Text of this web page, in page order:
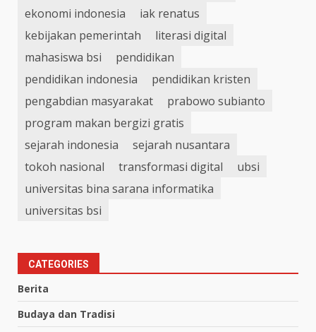
ekonomi indonesia
iak renatus
kebijakan pemerintah
literasi digital
mahasiswa bsi
pendidikan
pendidikan indonesia
pendidikan kristen
pengabdian masyarakat
prabowo subianto
program makan bergizi gratis
sejarah indonesia
sejarah nusantara
tokoh nasional
transformasi digital
ubsi
universitas bina sarana informatika
universitas bsi
CATEGORIES
Berita
Budaya dan Tradisi